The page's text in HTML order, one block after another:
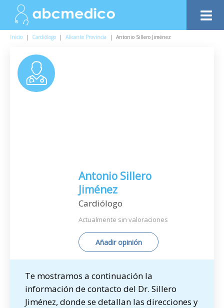
Inicio | Cardiólogo | Alicante Provincia | Antonio Sillero Jiménez
Antonio Sillero
Jiménez
Cardiólogo
Actualmente sin valoraciones
Añadir opinión
Te mostramos a continuación la
información de contacto del Dr. Sillero
Jiménez, donde se detallan las direcciones y